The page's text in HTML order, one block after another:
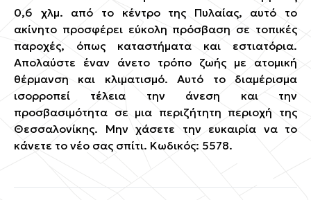
0,6 χλμ. από το κέντρο της Πυλαίας, αυτό το
ακίνητο προσφέρει εύκολη πρόσβαση σε τοπικές
παροχές, όπως καταστήματα και εστιατόρια.
Απολαύστε έναν άνετο τρόπο ζωής με ατομική
θέρμανση και κλιματισμό. Αυτό το διαμέρισμα
ισορροπεί τέλεια την άνεση και την
προσβασιμότητα σε μια περιζήτητη περιοχή της
Θεσσαλονίκης. Μην χάσετε την ευκαιρία να το
κάνετε το νέο σας σπίτι. Κωδικός: 5578.